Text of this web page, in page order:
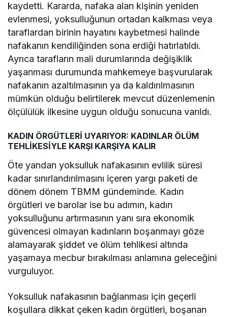
kaydetti. Kararda, nafaka alan kişinin yeniden
evlenmesi, yoksulluğunun ortadan kalkması veya
taraflardan birinin hayatını kaybetmesi halinde
nafakanın kendiliğinden sona erdiği hatırlatıldı.
Ayrıca tarafların mali durumlarında değişiklik
yaşanması durumunda mahkemeye başvurularak
nafakanın azaltılmasının ya da kaldırılmasının
mümkün olduğu belirtilerek mevcut düzenlemenin
ölçülülük ilkesine uygun olduğu sonucuna varıldı.
KADIN ÖRGÜTLERİ UYARIYOR: KADINLAR ÖLÜM
TEHLİKESİYLE KARŞI KARŞIYA KALIR
Öte yandan yoksulluk nafakasının evlilik süresi
kadar sınırlandırılmasını içeren yargı paketi de
dönem dönem TBMM gündeminde. Kadın
örgütleri ve barolar ise bu adımın, kadın
yoksulluğunu artırmasının yanı sıra ekonomik
güvencesi olmayan kadınların boşanmayı göze
alamayarak şiddet ve ölüm tehlikesi altında
yaşamaya mecbur bırakılması anlamına geleceğini
vurguluyor.
Yoksulluk nafakasının bağlanması için geçerli
koşullara dikkat çeken kadın örgütleri, boşanan